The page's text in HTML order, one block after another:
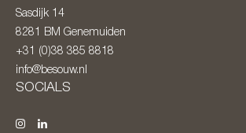
Sasdijk 14
8281 BM Genemuiden
+31 (0)38 385 8818
info@besouw.nl
SOCIALS